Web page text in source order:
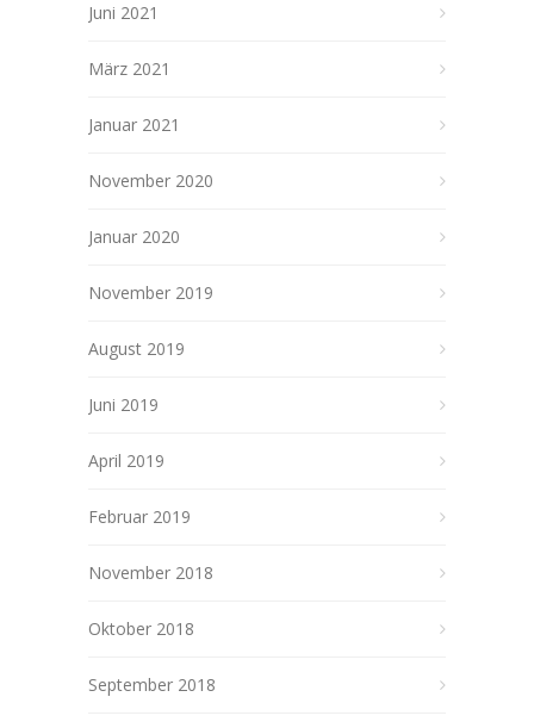
Juni 2021
März 2021
Januar 2021
November 2020
Januar 2020
November 2019
August 2019
Juni 2019
April 2019
Februar 2019
November 2018
Oktober 2018
September 2018